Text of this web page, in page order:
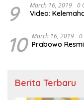
9 March 16, 2019 0
Video:
10 March 16, 2019 0
Prabowo
Berita Terbaru